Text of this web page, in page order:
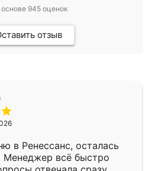
945оценок
отзыв
в Ренессанс, осталась
Менеджер всё быстро